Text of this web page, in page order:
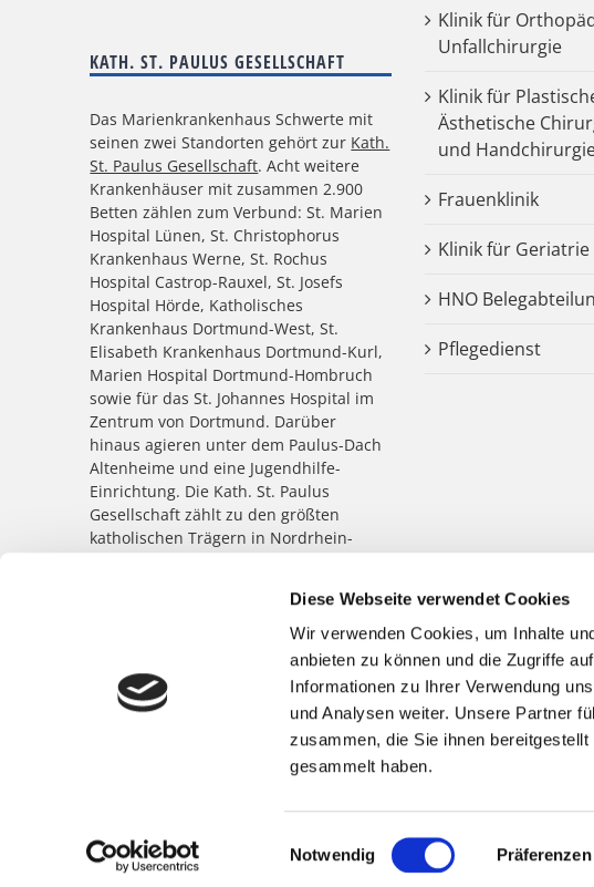
Diese Webseite verwendet Cookies
Wir verwenden Cookies, um Inhalte
anbieten zu können und die Zugriffe
Informationen zu Ihrer Verwendung
und Analysen weiter. Unsere Partner
zusammen, die Sie ihnen
gesammelt haben.
Einwilligungsauswahl
Notwendig Präferenzen
KATH. ST. PAULUS GESELLSCHAFT
Das Marienkrankenhaus Schwerte mit
seinen zwei Standorten gehört zur Kath.
St. Paulus Gesellschaft. Acht weitere
Krankenhäuser mit zusammen 2.900
Betten zählen zum Verbund: St. Marien
Hospital Lünen, St. Christophorus
Krankenhaus Werne, St. Rochus
Hospital Castrop-Rauxel, St. Josefs
Hospital Hörde, Katholisches
Krankenhaus Dortmund-West, St.
Elisabeth Krankenhaus Dortmund-Kurl,
Marien Hospital Dortmund-Hombruch
sowie für das St. Johannes Hospital im
Zentrum von Dortmund. Darüber
hinaus agieren unter dem Paulus-Dach
Altenheime und eine Jugendhilfe-
Einrichtung. Die Kath. St. Paulus
Gesellschaft zählt zu den größten
katholischen Trägern in Nordrhein-
anvertrauten Patient:innen,
Bewohner:innen, Kinder und
Klinik für
Unfallchirurgie
Klinik für
Ästhetische
und
Frauenklinik
Klinik für Geriatrie
HNO
Pflegedienst
© Marienkrankenhaus Schwerte |Impressum| Datenschutz